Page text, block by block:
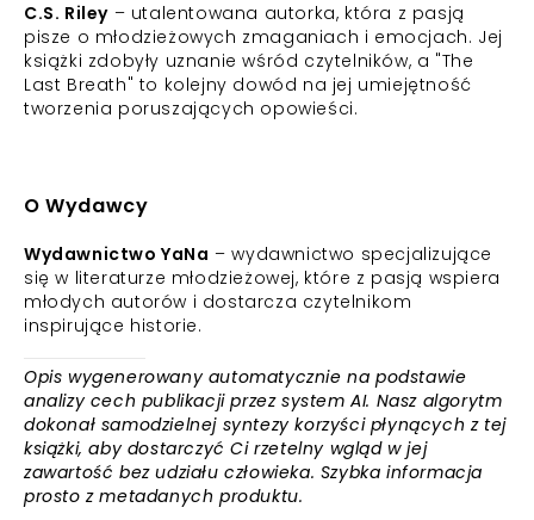
C.S. Riley – utalentowana autorka, która z pasją
pisze o młodzieżowych zmaganiach i emocjach. Jej
książki zdobyły uznanie wśród czytelników, a "The
Last Breath" to kolejny dowód na jej umiejętność
tworzenia poruszających opowieści.
O Wydawcy
Wydawnictwo YaNa – wydawnictwo specjalizujące
się w literaturze młodzieżowej, które z pasją wspiera
młodych autorów i dostarcza czytelnikom
inspirujące historie.
Opis wygenerowany automatycznie na podstawie
analizy cech publikacji przez system AI. Nasz algorytm
dokonał samodzielnej syntezy korzyści płynących z tej
książki, aby dostarczyć Ci rzetelny wgląd w jej
zawartość bez udziału człowieka. Szybka informacja
prosto z metadanych produktu.